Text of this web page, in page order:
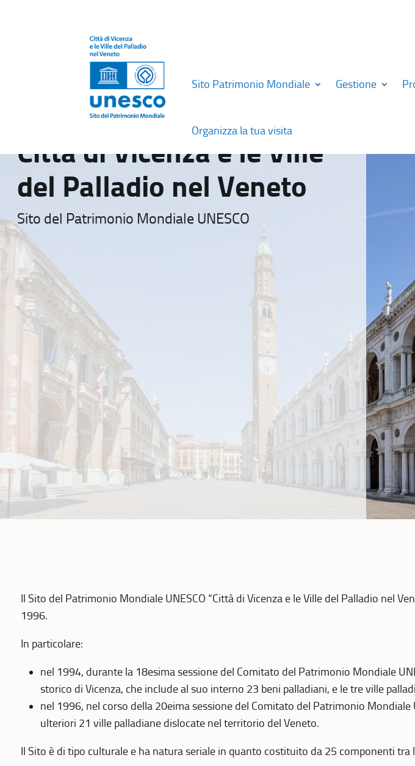
Sito Patrimonio Mondiale Gestione
Organizza la tua visita
Città di Vicenza e le Ville
del Palladio nel Veneto
Sito del Patrimonio Mondiale UNESCO
Il Sito del Patrimonio Mondiale UNESCO “Città di Vicenza e le Ville del Palladio nel
1996.
In particolare:
nel 1994, durante la 18esima sessione del Comitato del Patrimonio Mondiale
storico di Vicenza, che include al suo interno 23 beni palladiani, e le tre ville
nel 1996, nel corso della 20eima sessione del Comitato del Patrimonio
ulteriori 21 ville palladiane dislocate nel territorio del Veneto.
Il Sito è di tipo culturale e ha natura seriale in quanto costituito da 25 componenti